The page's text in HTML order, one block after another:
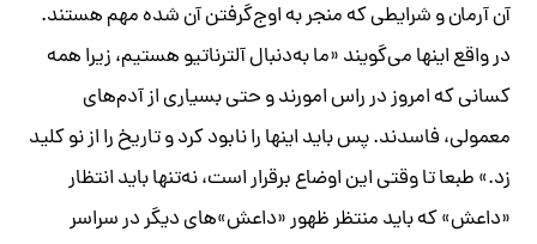
آن آرمان و شرایطی که منجر به اوج‌گرفتن آن شده مهم هستند.
در واقع اینها می‌گویند «ما به‌دنبال آلترناتیو هستیم، زیرا همه
کسانی که امروز در راس امورند و حتی بسیاری از آدم‌های
معمولی، فاسد‌ند. پس باید اینها را نابود کرد و تاریخ را از نو کلید
زد.» طبعا تا وقتی این اوضاع برقرار است، نه‌تنها باید انتظار
«داعش» که باید منتظر ظهور «داعش»‌های دیگر در سراسر